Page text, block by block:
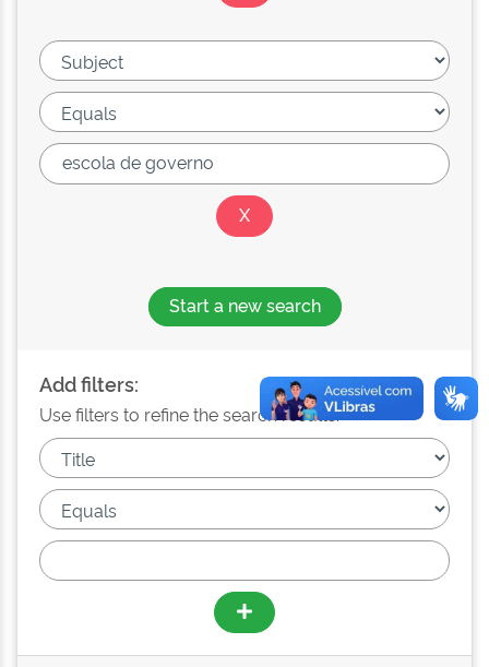
Start a new search
Add filters:
Use filters to refine the search results.